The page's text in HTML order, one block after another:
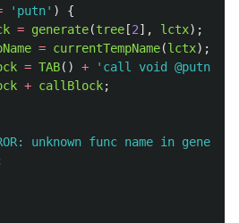
' putn' )
{
= generate(tree [2], lctx);
= currentTempName(lctx);
= TAB() + ' call void
+ callBlock;
unknown func name in